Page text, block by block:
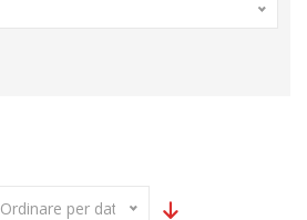
Ordinare per data